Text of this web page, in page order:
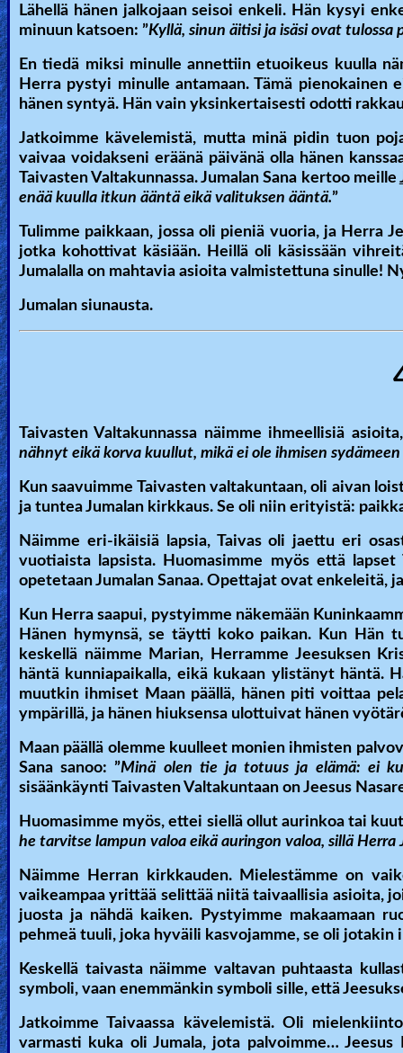
Lähellä hänen jalkojaan seisoi enkeli. Hän kysyi
minuun katsoen: ”Kyllä, sinun äitisi ja isäsi ovat tulossa
En tiedä miksi minulle annettiin etuoikeus kuulla
Herra pystyi minulle antamaan. Tämä
hänen syntyä. Hän vain yksinkertaisesti odotti
Jatkoimme kävelemistä, mutta minä pidin tuon
vaivaa voidakseni eräänä päivänä olla hänen
Taivasten Valtakunnassa. Jumalan Sana kertoo meille
enää kuulla itkun ääntä eikä valituksen ääntä.”
Tulimme paikkaan, jossa oli pieniä vuoria, ja Herra
jotka kohottivat käsiään. Heillä oli käsissään
Jumalalla on mahtavia asioita valmistettuna sinulle!
Jumalan siunausta.
Taivasten Valtakunnassa näimme ihmeellisiä
nähnyt eikä korva kuullut, mikä ei ole ihmisen
Kun saavuimme Taivasten valtakuntaan, oli aivan
ja tuntea Jumalan kirkkaus. Se oli niin erityistä:
Näimme eri-ikäisiä lapsia, Taivas oli jaettu eri
vuotiaista lapsista. Huomasimme myös että
opetetaan Jumalan Sanaa. Opettajat ovat enkeleitä,
Kun Herra saapui, pystyimme näkemään
Hänen hymynsä, se täytti koko paikan. Kun Hän
keskellä näimme Marian, Herramme Jeesuksen
häntä kunniapaikalla, eikä kukaan ylistänyt häntä.
muutkin ihmiset Maan päällä, hänen piti voittaa
ympärillä, ja hänen hiuksensa ulottuivat hänen
Maan päällä olemme kuulleet monien ihmisten
Sana sanoo: ”Minä olen tie ja totuus ja elämä: ei
sisäänkäynti Taivasten Valtakuntaan on Jeesus
Huomasimme myös, ettei siellä ollut aurinkoa tai
he tarvitse lampun valoa eikä auringon valoa, sillä
Näimme Herran kirkkauden. Mielestämme on
vaikeampaa yrittää selittää niitä taivaallisia asioita,
juosta ja nähdä kaiken. Pystyimme makaamaan
pehmeä tuuli, joka hyväili kasvojamme, se oli jotakin
Keskellä taivasta näimme valtavan puhtaasta
symboli, vaan enemmänkin symboli sille, että
Jatkoimme Taivaassa kävelemistä. Oli
varmasti kuka oli Jumala, jota palvoimme…